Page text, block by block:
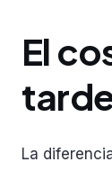
El
La